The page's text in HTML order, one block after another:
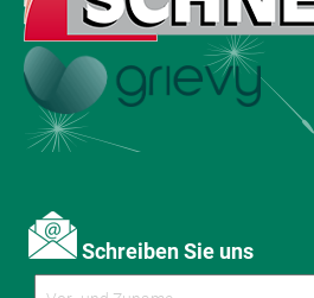
Schreiben Sie uns